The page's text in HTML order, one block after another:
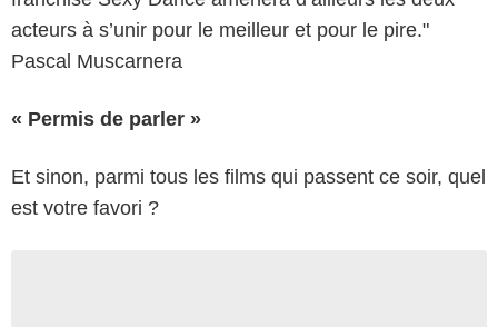
acteurs à s’unir pour le meilleur et pour le pire."
Pascal Muscarnera
« Permis de parler »
Et sinon, parmi tous les films qui passent ce soir, quel
est votre favori ?